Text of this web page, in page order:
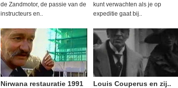
de Zandmotor, de passie van de
instructeurs en..
kunt verwachten als je op
expeditie gaat bij..
Nirwana restauratie 1991 Louis Couperus en zij..